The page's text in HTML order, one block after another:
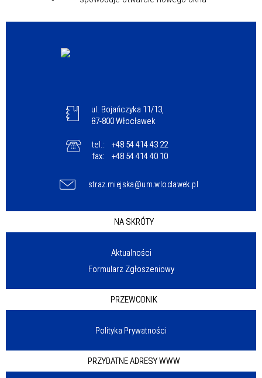
ul. Bojańczyka 11/13,
87-800 Włocławek
tel.:
+48 54 414 43 22
fax:
+48 54 414 40 10
straz.miejska@um.wloclawek.pl
NA SKRÓTY
Aktualności
Formularz Zgłoszeniowy
PRZEWODNIK
Polityka Prywatności
PRZYDATNE ADRESY WWW